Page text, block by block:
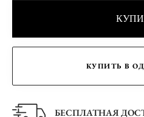
КУПИТЬ В
БЕСПЛАТНАЯ